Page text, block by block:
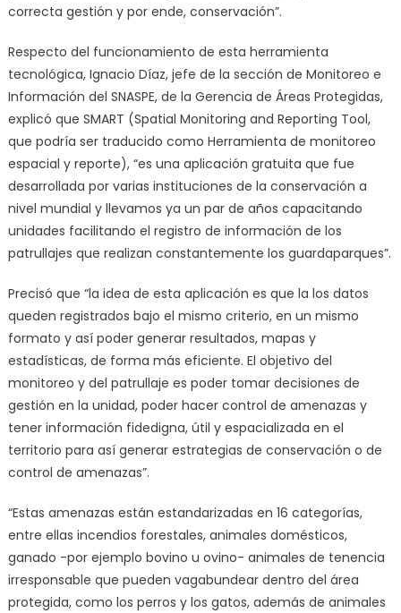
correcta gestión y por ende, conservación”.
Respecto del funcionamiento de esta herramienta
tecnológica, Ignacio Díaz, jefe de la sección de Monitoreo e
Información del SNASPE, de la Gerencia de Áreas Protegidas,
explicó que SMART (Spatial Monitoring and Reporting Tool,
que podría ser traducido como Herramienta de monitoreo
espacial y reporte), “es una aplicación gratuita que fue
desarrollada por varias instituciones de la conservación a
nivel mundial y llevamos ya un par de años capacitando
unidades facilitando el registro de información de los
patrullajes que realizan constantemente los guardaparques”.
Precisó que “la idea de esta aplicación es que la los datos
queden registrados bajo el mismo criterio, en un mismo
formato y así poder generar resultados, mapas y
estadísticas, de forma más eficiente. El objetivo del
monitoreo y del patrullaje es poder tomar decisiones de
gestión en la unidad, poder hacer control de amenazas y
tener información fidedigna, útil y espacializada en el
territorio para así generar estrategias de conservación o de
control de amenazas”.
“Estas amenazas están estandarizadas en 16 categorías,
entre ellas incendios forestales, animales domésticos,
ganado -por ejemplo bovino u ovino- animales de tenencia
irresponsable que pueden vagabundear dentro del área
protegida, como los perros y los gatos, además de animales